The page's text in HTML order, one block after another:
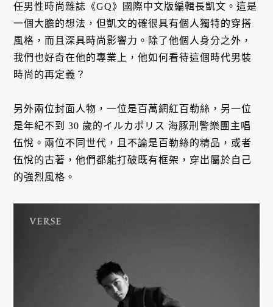
任男性時尚雜誌《GQ》國際中文版編輯長凱文。這是
一個大膽的想法，但凱文的確很具有個人獨特的穿搭
風格，而且深具時尚影響力。除了他個人身分之外，
我們也好奇在他的專業上，他如何看待這個時代男裝
時尚的再定義？
另外兩位封面人物，一位是百萬網紅百勒絲，另一位
是年紀不到 30 歲的イルカポリス 海豚刑警樂團主唱
伍悅。兩位不同世代，且不論是百勒絲的精品，或者
伍悅的古著，他們都能打破既有框架，穿出屬於自己
的強烈風格。